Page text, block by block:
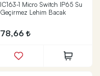
IC163-1 Micro Switch IP65 Su
Geçirmez Lehim Bacak
78,66